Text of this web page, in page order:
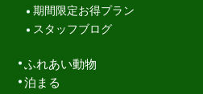
期間限定お得プラン
スタッフブログ
ふれあい動物
泊まる